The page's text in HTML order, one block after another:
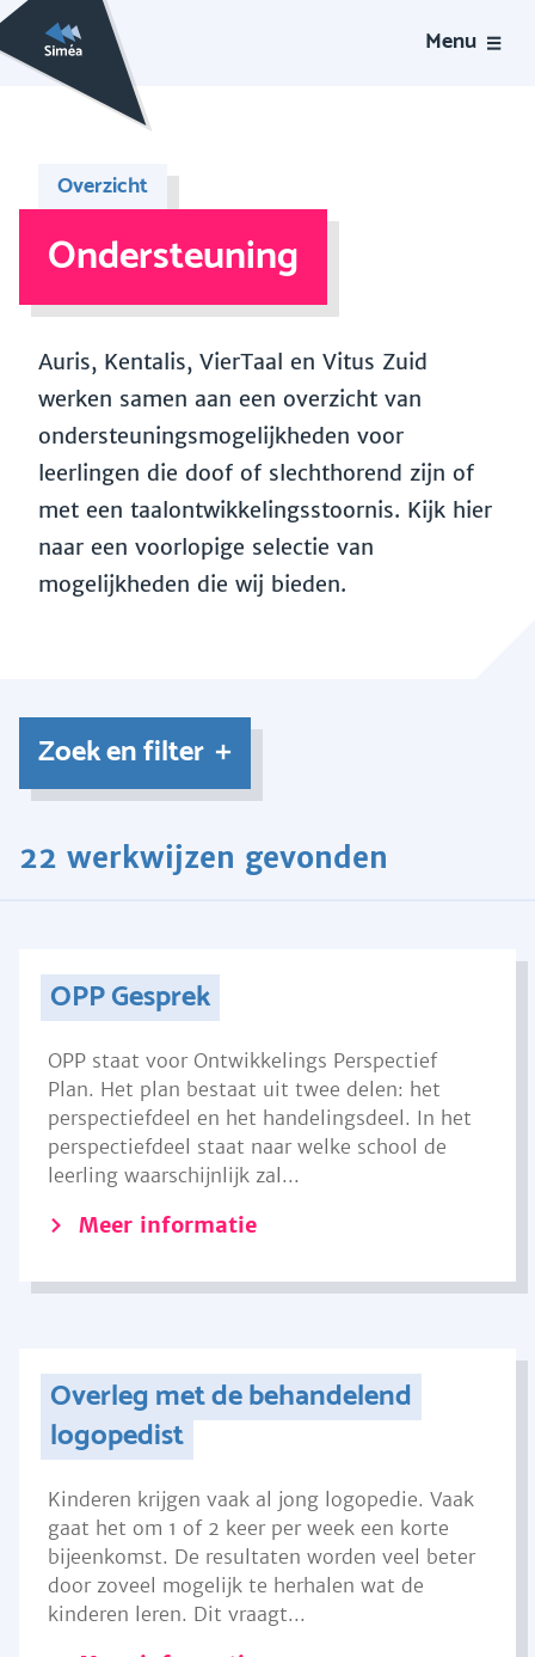
Menu
Overzicht
Ondersteuning
Auris, Kentalis, VierTaal en Vitus Zuid
werken samen aan een overzicht van
ondersteuningsmogelijkheden voor
leerlingen die doof of slechthorend zijn of
met een taalontwikkelingsstoornis. Kijk hier
naar een voorlopige selectie van
mogelijkheden die wij bieden.
Zoek en filter
22 werkwijzen gevonden
OPP Gesprek
OPP staat voor Ontwikkelings Perspectief
Plan. Het plan bestaat uit twee delen: het
perspectiefdeel en het handelingsdeel. In het
perspectiefdeel staat naar welke school de
leerling waarschijnlijk zal...
Meer informatie
Overleg met de behandelend
logopedist
Kinderen krijgen vaak al jong logopedie. Vaak
gaat het om 1 of 2 keer per week een korte
bijeenkomst. De resultaten worden veel beter
door zoveel mogelijk te herhalen wat de
kinderen leren. Dit vraagt...